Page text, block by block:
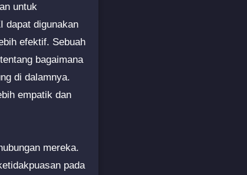
untuk
dapat digunakan
efektif. Sebuah
bagaimana
di dalamnya.
empatik dan
mereka.
pada